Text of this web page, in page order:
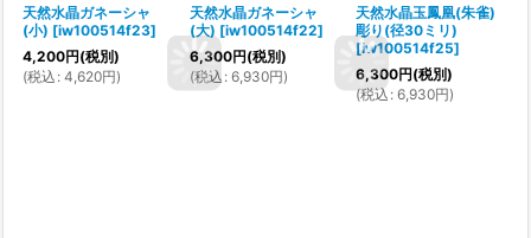
天然水晶ガネーシャ
(小) [iw100514f23]
4,200円(税別)
(税込 : 4,620円)
天然水晶ガネーシャ
(大) [iw100514f22]
6,300円(税別)
(税込 : 6,930円)
天然水晶玉鳳凰(朱雀)
彫り(径30ミリ)
[iw100514f25]
6,300円(税別)
(税込 : 6,930円)